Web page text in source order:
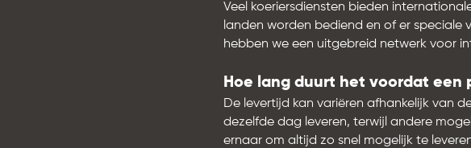
Veel koeriersdiensten bieden
landen worden bediend en of er speciale
hebben we een uitgebreid netwerk voor
Hoe lang duurt het voordat een
De levertijd kan variëren afhankelijk van
dezelfde dag leveren, terwijl andere
ernaar om altijd zo snel mogelijk te